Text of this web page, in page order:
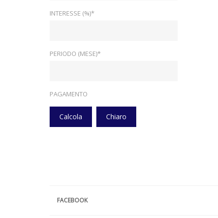
INTERESSE (%)*
PERIODO (MESE)*
PAGAMENTO
Calcola Chiaro
FACEBOOK